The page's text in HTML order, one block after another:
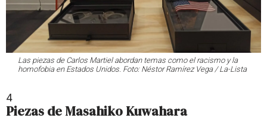
Las piezas de Carlos Martiel abordan temas como el racismo y la
homofobia en Estados Unidos. Foto: Néstor Ramírez Vega / La-Lista
4
Piezas de Masahiko Kuwahara